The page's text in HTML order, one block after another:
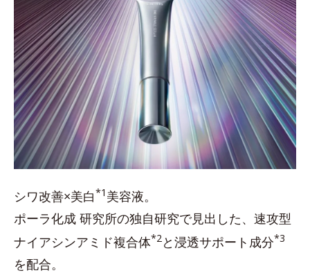
シワ改善×美白*1 美容液。
ポーラ化成 研究所の独自研究で見出した、速攻型
ナイアシンアミド複合体*2 と浸透サポート成分*3
を配合。